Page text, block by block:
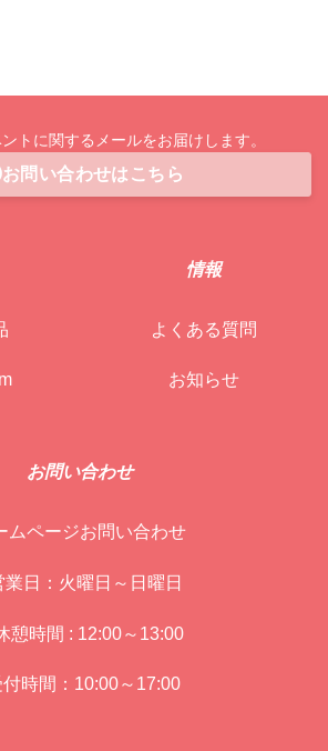
トに関するメールをお届けします。
お問い合わせはこちら
情報
よくある質問
お知らせ
お問い合わせ
ムページお問い合わせ
業日：火曜日～日曜日
憩時間 : 12:00～13:00
付時間：10:00～17:00